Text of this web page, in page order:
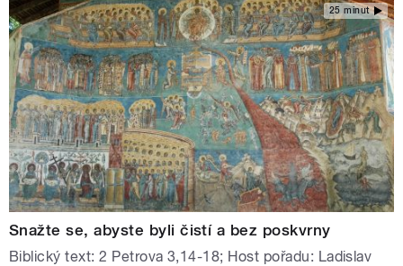
25 minut
Snažte se, abyste byli čistí a bez poskvrny
Biblický text: 2 Petrova 3,14-18; Host pořadu: Ladislav